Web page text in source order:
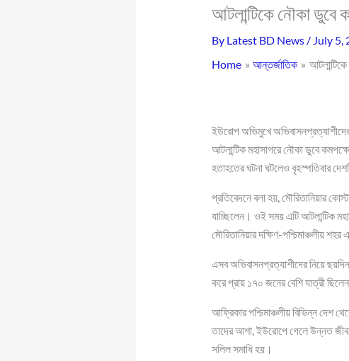
আটলান্টিকে নৌকা ডুবে
By Latest BD News / July 5,
Home
আন্তর্জাতিক
ইউরোপ অভিমুখে
আটলান্টিক মহাসাগরে নৌকা ডুবে
হতাহতের ঘটনা ঘটলেও বৃহস্পতিবার
প্রতিবেদনে বলা হয়, মৌরিতানিয়ার
যাচ্ছিলেন। ওই সময় এটি আটলান্টিক
মৌরিতানিয়ার দক্ষিণ-পশ্চিমাঞ্চলীয়
এসব অভিবাসনপ্রত্যাশীদের নিয়ে
করে প্রায় ১৭০ জনের বেশি যাত্রী
আফ্রিকার পশ্চিমাঞ্চলীয় বিভিন্ন দেশ
তাদের আশা, ইউরোপে গেলে উন্নত
সলিল সমাধি হয়।